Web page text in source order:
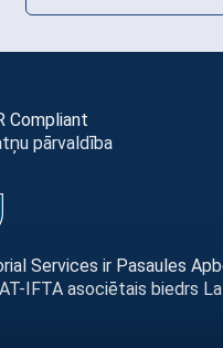
Compliant
pārvaldība
Services ir Pasaules
IFTA asociētais biedrs